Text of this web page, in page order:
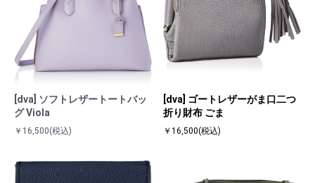
[dva] ソフトレザートートバッ
グ Viola
￥16,500(税込)
[dva] ゴートレザーがま口二つ
折り財布 ごま
￥16,500(税込)